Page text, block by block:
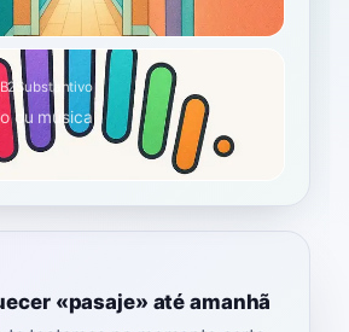
B2 Substantivo
ou música
«pasaje» até amanhã